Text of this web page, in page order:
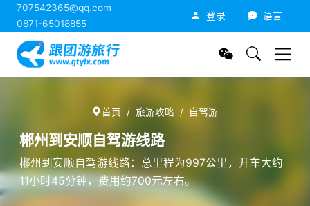
707542365@qq.com
0871-65018855
登录 语言
首页 旅游攻略 自驾游
郴州到安顺自驾游线路
郴州到安顺自驾游线路：总里程为997公里，开车大约
11小时45分钟，费用约700元左右。